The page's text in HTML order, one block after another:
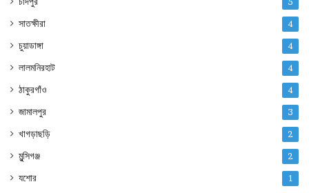
সাতক্ষীরা 4
চুয়াডাঙ্গা 4
লালমনিরহাট 4
ঠাকুরগাঁও 4
জামালপুর 3
খাগড়াছড়ি 2
মুন্সিগঞ্জ 2
যশোর 1